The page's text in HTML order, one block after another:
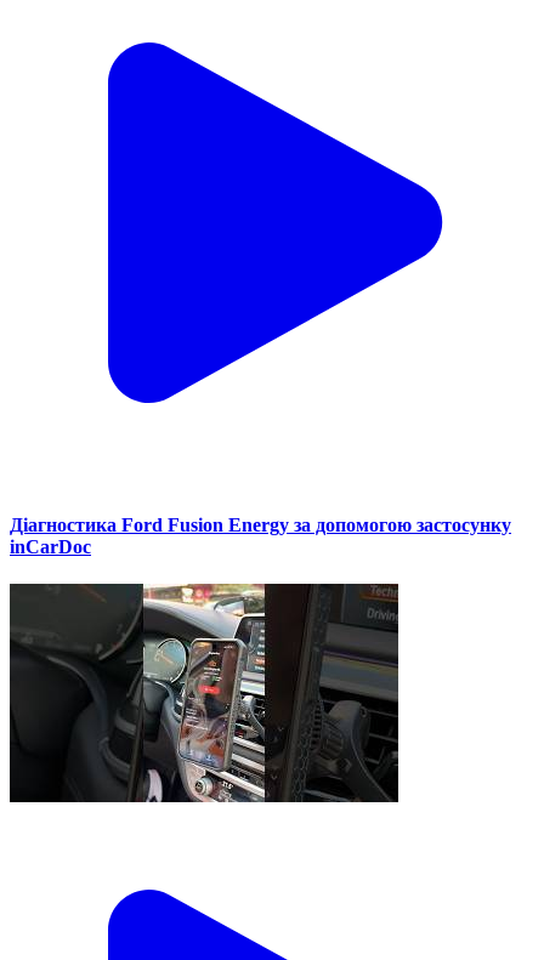
Діагностика Ford Fusion Energy за допомогою застосунку
inCarDoc